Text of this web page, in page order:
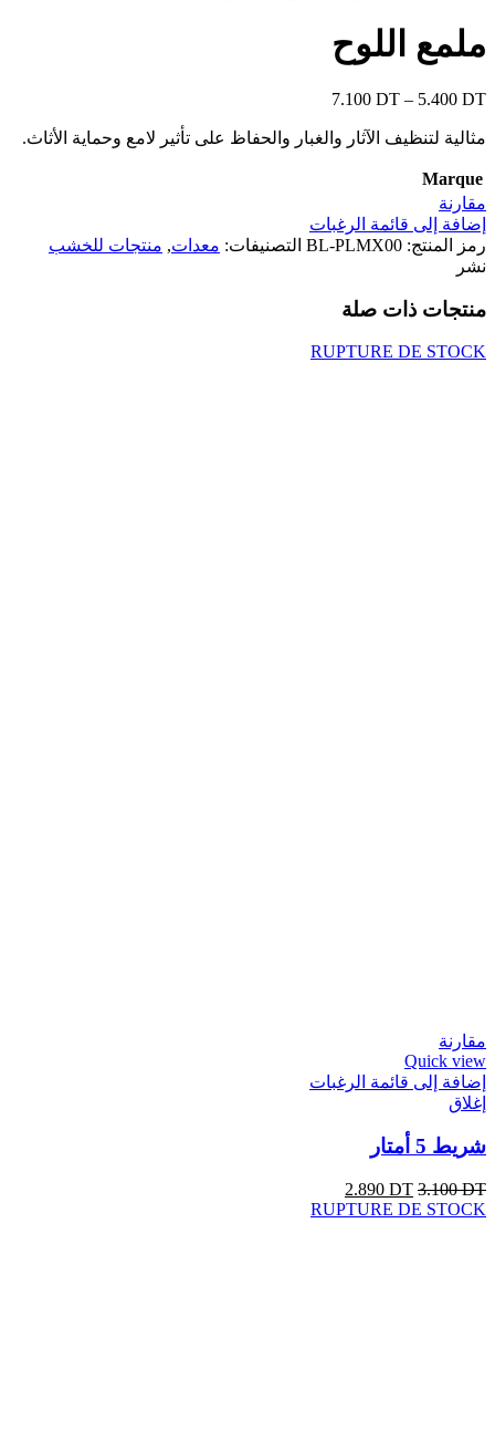
ملمع اللوح
5.400 DT
–
7.100 DT
مثالية لتنظيف الآثار والغبار والحفاظ على تأثير لامع وحماية الأثاث.
Marque
مقارنة
إضافة إلى قائمة الرغبات
رمز المنتج: BL-PLMX00 التصنيفات: معدات, منتجات للخشب
نشر
منتجات ذات صلة
RUPTURE DE STOCK
مقارنة
Quick view
إضافة إلى قائمة الرغبات
إغلاق
شريط 5 أمتار
3.100DT
2.890 DT
RUPTURE DE STOCK